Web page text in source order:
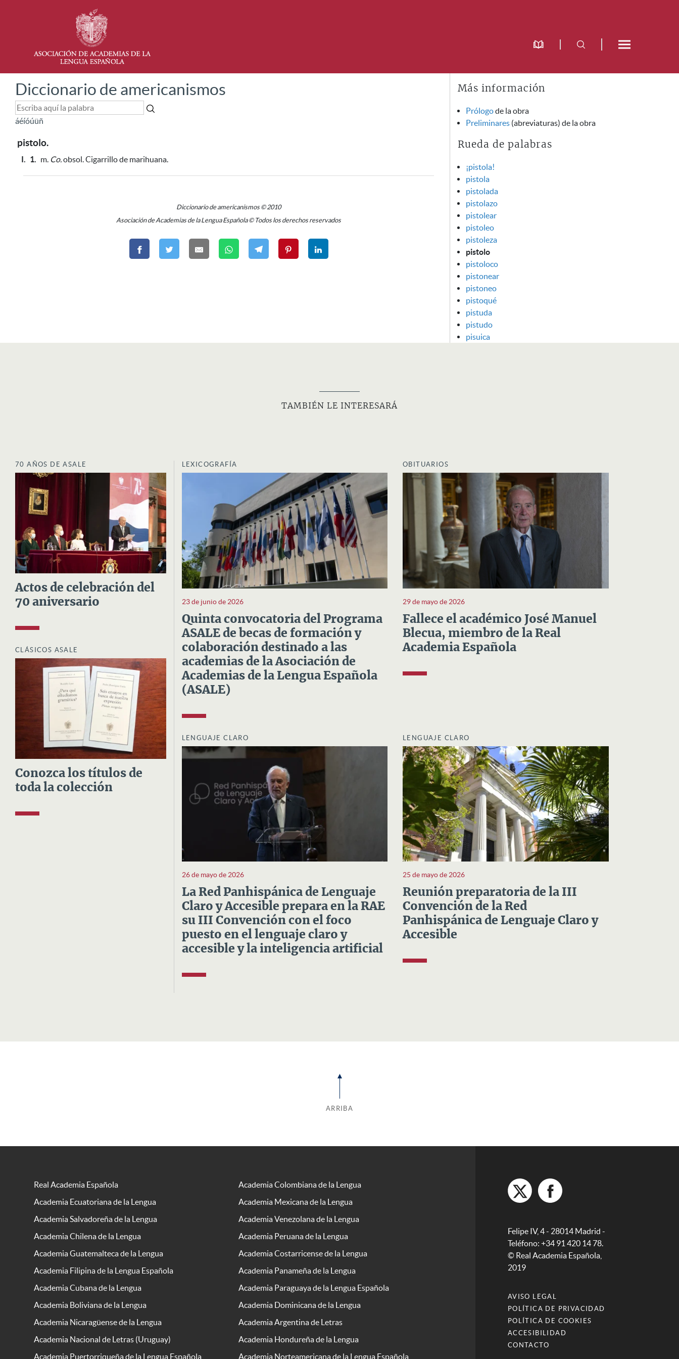
Diccionario de americanismos
áéíóúüñ
pistolo.
I. 1. m. Co.obsol. Cigarrillo de marihuana.
Diccionario de americanismos © 2010
Asociación de Academias de la Lengua Española © Todos los derechos reservados
Más información
Prólogode la obra
Preliminares (abreviaturas) de la obra
Rueda de palabras
¡pistola!
pistola
pistolada
pistolazo
pistolear
pistoleo
pistoleza
pistolo
pistoloco
pistonear
pistoneo
pistoqué
pistuda
pistudo
pisuica
TAMBIÉN LE INTERESARÁ
70 AÑOS DE ASALE
Actos de celebración del
70 aniversario
CLÁSICOS ASALE
Conozca los títulos de
toda la colección
LEXICOGRAFÍA
23 de junio de 2026
Quinta convocatoria del Programa
ASALE de becas de formación y
colaboración destinado a las
academias de la Asociación de
Academias de la Lengua Española
(ASALE)
OBITUARIOS
29 de mayo de 2026
Fallece el académico José Manuel
Blecua, miembro de la Real
Academia Española
LENGUAJE CLARO
26 de mayo de 2026
La Red Panhispánica de Lenguaje
Claro y Accesible prepara en la RAE
su III Convención con el foco
puesto en el lenguaje claro y
accesible y la inteligencia artificial
LENGUAJE CLARO
25 de mayo de 2026
Reunión preparatoria de la III
Convención de la Red
Panhispánica de Lenguaje Claro y
Accesible
ARRIBA
Real Academia Española
Academia Colombiana de la Lengua
Academia Ecuatoriana de la Lengua
Academia Mexicana de la Lengua
Academia Salvadoreña de la Lengua
Academia Venezolana de la Lengua
Academia Chilena de la Lengua
Academia Peruana de la Lengua
Academia Guatemalteca de la Lengua
Academia Costarricense de la Lengua
Academia Filipina de la Lengua Española
Academia Panameña de la Lengua
Academia Cubana de la Lengua
Academia Paraguaya de la Lengua Española
Academia Boliviana de la Lengua
Academia Dominicana de la Lengua
Academia Nicaragüense de la Lengua
Academia Argentina de Letras
Academia Nacional de Letras (Uruguay)
Academia Hondureña de la Lengua
Academia Puertorriqueña de la Lengua Española
Academia Norteamericana de la Lengua Española
Felipe IV, 4 - 28014 Madrid -
Teléfono: +34 91 420 14 78.
© Real Academia Española,
2019
AVISO LEGAL
POLÍTICA DE PRIVACIDAD
POLÍTICA DE COOKIES
ACCESIBILIDAD
CONTACTO